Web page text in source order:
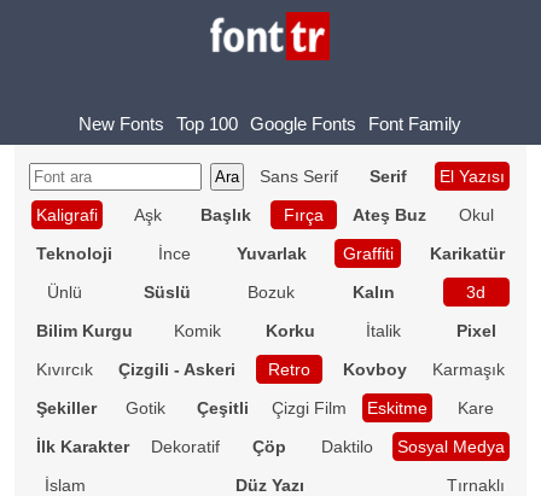
New Fonts Top 100 Google Fonts Font Family
Sans Serif Serif
El Yazısı
Kaligrafi
Aşk Başlık Fırça Ateş Buz
Okul
Teknoloji
İnce Yuvarlak Graffiti
Karikatür
Ünlü
Süslü Bozuk Kalın
3d
Bilim Kurgu
Komik Korku İtalik
Pixel
Kıvırcık
Çizgili - Askeri Retro Kovboy
Karmaşık
Şekiller
Gotik Çeşitli Çizgi Film Eskitme
Kare
İlk Karakter
Dekoratif Çöp Daktilo
Sosyal Medya
İslam
Düz Yazı Tırnaklı